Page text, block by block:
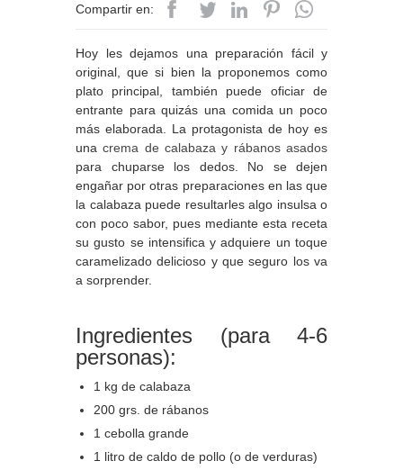
Compartir en:
Hoy les dejamos una preparación fácil y
original, que si bien la proponemos como
plato principal, también puede oficiar de
entrante para quizás una comida un poco
más elaborada. La protagonista de hoy es
unacrema de calabaza y rábanos asados
para chuparse los dedos. No se dejen
engañar por otras preparaciones en las que
la calabaza puede resultarles algo insulsa o
con poco sabor, pues mediante esta receta
su gusto se intensifica y adquiere un toque
caramelizado delicioso y que seguro los va
a sorprender.
Ingredientes (para 4-6
personas):
1 kg de calabaza
200 grs. de rábanos
1 cebolla grande
1 litro de caldo de pollo (o de verduras)